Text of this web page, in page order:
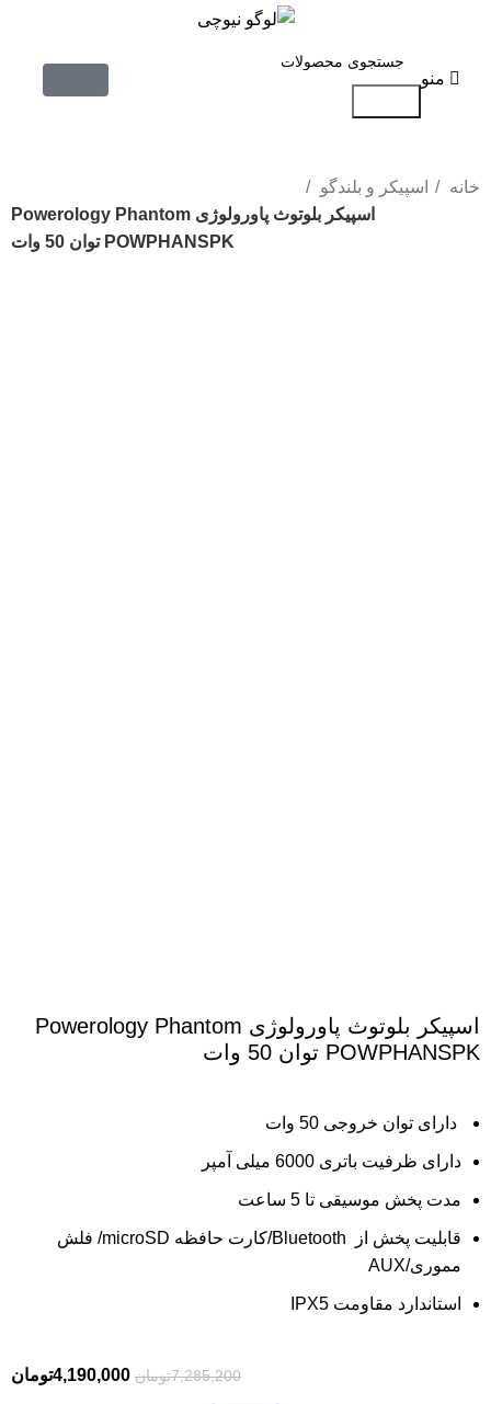
منو
خانه
اسپیکر و بلندگو
اسپیکر بلوتوث پاورولوژی Powerology Phantom
POWPHANSPK توان 50 وات
اسپیکر بلوتوث پاورولوژی Powerology Phantom
POWPHANSPK توان 50 وات
دارای توان خروجی 50 وات
دارای ظرفیت باتری 6000 میلی آمپر
مدت پخش موسیقی تا 5 ساعت
قابلیت پخش از Bluetooth/کارت حافظه microSD/ فلش
مموری/AUX
استاندارد مقاومت IPX5
7,285,200تومان 4,190,000تومان